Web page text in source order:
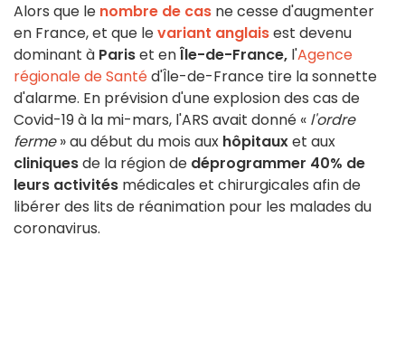
Alors que le nombre de cas ne cesse d'augmenter
en France, et que levariant anglaisest devenu
dominant à Pariset enÎle-de-France, l'Agence
régionale de Santéd'Île-de-France tire la sonnette
d'alarme. En prévision d'une explosion des cas de
Covid-19 à la mi-mars, l'ARS avait donné « l'ordre
ferme» au début du mois aux hôpitauxet aux
cliniquesde la région de déprogrammer 40% de
leurs activités médicales et chirurgicales afin de
libérer des lits de réanimation pour les malades du
coronavirus.